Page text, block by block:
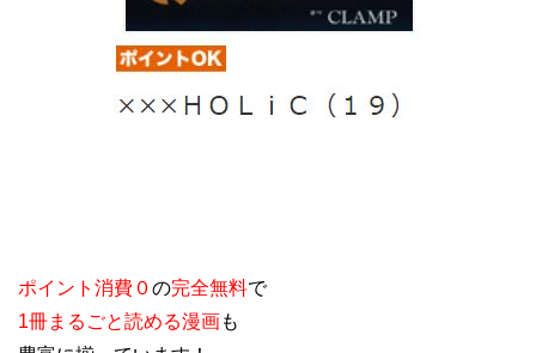
ポイント消費０の完全無料で
1冊まるごと読める漫画も